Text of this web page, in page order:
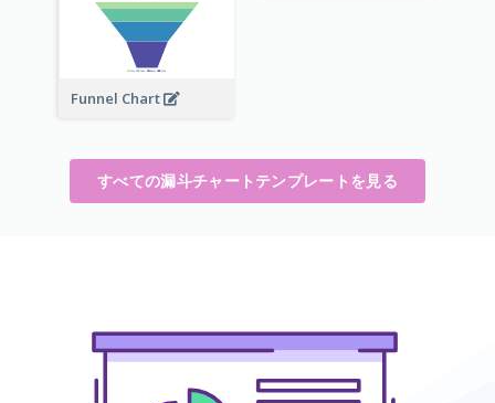
Funnel Chart
すべての漏斗チャートテンプレートを見る